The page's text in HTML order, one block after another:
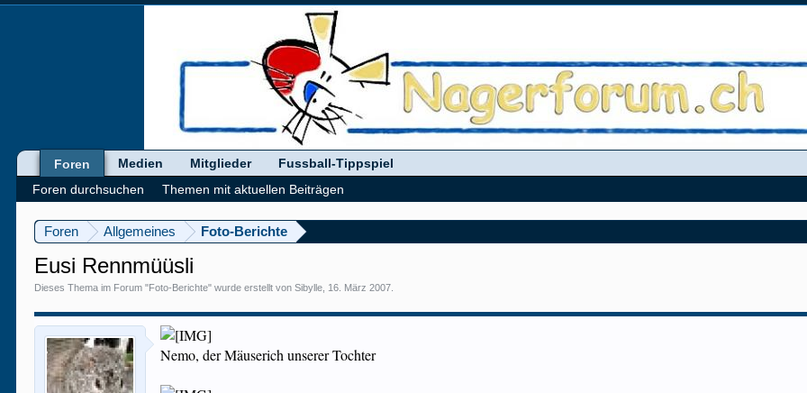
Foren Allgemeines Foto-Berichte
Eusi Rennmüüsli
Dieses Thema im Forum "Foto-Berichte" wurde erstellt vonSibylle 16. März 2007
Nemo, der Mäuserich unserer Tochter
Foren
Foren durchsuchen
Themen mit aktuellen Beiträgen
Medien Mitglieder Fussball-Tippspiel